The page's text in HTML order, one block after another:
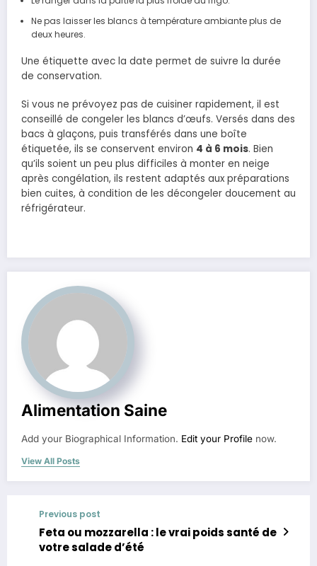
Ne pas laisser les blancs à température ambiante plus de
deux heures.
Une étiquette avec la date permet de suivre la durée
de conservation.
Si vous ne prévoyez pas de cuisiner rapidement, il est
conseillé de congeler les blancs d’œufs. Versés dans des
bacs à glaçons, puis transférés dans une boîte
étiquetée, ils se conservent environ 4 à 6 mois. Bien
qu’ils soient un peu plus difficiles à monter en neige
après congélation, ils restent adaptés aux préparations
bien cuites, à condition de les décongeler doucement au
réfrigérateur.
Alimentation Saine
Add your Biographical Information. Edit your Profile now.
View All Posts
Previous post
Feta ou mozzarella : le vrai poids santé de
votre salade d’été